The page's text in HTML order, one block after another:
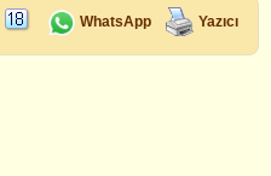
WhatsApp Yazıcı